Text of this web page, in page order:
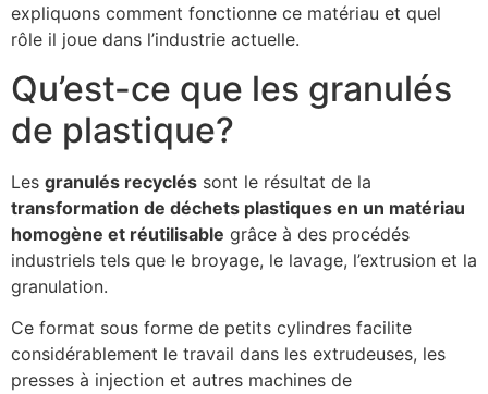
expliquons comment fonctionne ce matériau et quel
rôle il joue dans l’industrie actuelle.
Qu’est-ce que les granulés
de plastique?
Les granulés recyclés sont le résultat de la
transformation de déchets plastiques en un matériau
homogène et réutilisable grâce à des procédés
industriels tels que le broyage, le lavage, l’extrusion et la
granulation.
Ce format sous forme de petits cylindres facilite
considérablement le travail dans les extrudeuses, les
presses à injection et autres machines de